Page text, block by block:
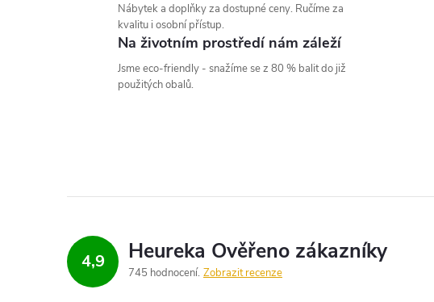
r
v
k
Nábytek a doplňky za dostupné ceny. Ručíme za
kvalitu i osobní přístup.
Na životním prostředí nám záleží
Jsme eco-friendly - snažíme se z 80 % balit do již
použitých obalů.
4,9
745 hodnocení Zobrazit recenze